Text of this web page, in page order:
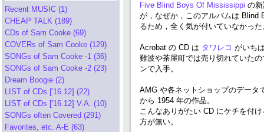
Recent MUSIC (1)
CHEAP TALK (189)
CDs of Sam Cooke (69)
COVERs of Sam Cooke (129)
SONGs of Sam Cooke -1 (36)
SONGs of Sam Cooke -2 (23)
Dream Boogie (2)
LIST of CDs ['16.12] (22)
LIST of CDs ['16.12] V.A. (10)
SONGs often Covered (291)
Favorites, etc. A-E (63)
Five Blind Boys Of Mississippi の
が，なぜか，このアルバムは Blind
るため，全く気が付いていなかった
Acrobat の CD は タワレコ がいち
難波や茶屋町では売り切れていた
ンで入手。
AMG や各ネットショップのデータ
から 1954 年の作品。
こんなありがたい CD にケチを付
方が無い。